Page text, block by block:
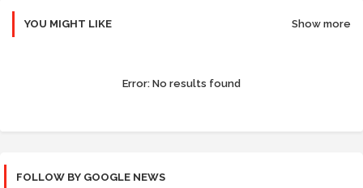
YOU MIGHT LIKE Show more
Error: No results found
FOLLOW BY GOOGLE NEWS